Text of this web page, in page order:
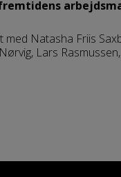
med Natasha Friis
Lars